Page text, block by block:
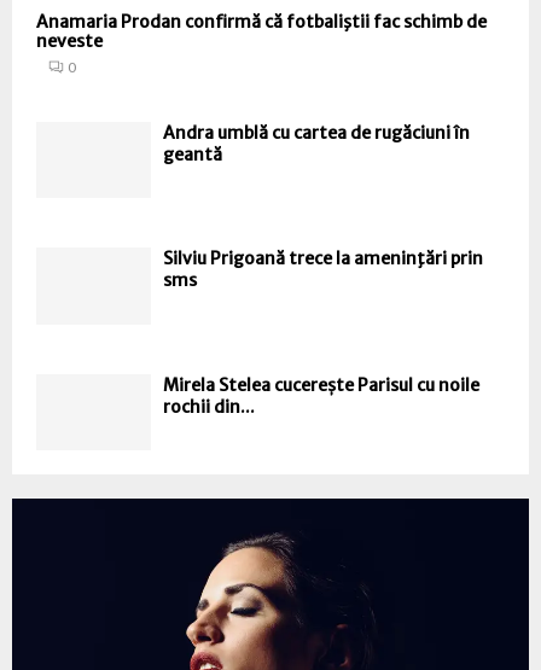
Anamaria Prodan confirmă că fotbaliştii fac schimb de
neveste
0
Andra umblă cu cartea de rugăciuni în
geantă
Silviu Prigoană trece la ameninţări prin
sms
Mirela Stelea cucerește Parisul cu noile
rochii din...